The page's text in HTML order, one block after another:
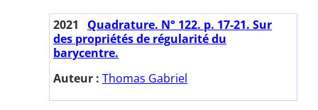
2021
Quadrature. N° 122. p. 17-21. Sur
des propriétés de régularité du
barycentre.
Auteur : Thomas Gabriel